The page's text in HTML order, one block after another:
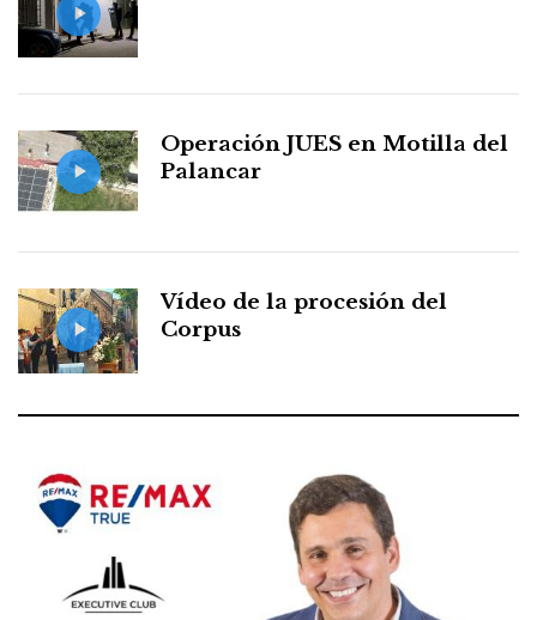
Operación JUES en Motilla del
Palancar
Vídeo de la procesión del
Corpus